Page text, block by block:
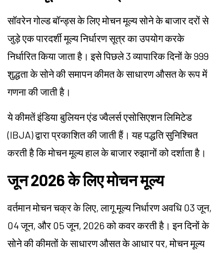
सॉवरेन गोल्ड बॉन्ड्स के लिए मोचन मूल्य सोने के बाजार दरों से
जुड़े एक पारदर्शी मूल्य निर्धारण सूत्र का उपयोग करके
निर्धारित किया जाता है। इसे पिछले 3 व्यापारिक दिनों के 999
शुद्धता के सोने की समापन कीमत के साधारण औसत के रूप में
गणना की जाती है।
ये कीमतें इंडिया बुलियन एंड ज्वैलर्स एसोसिएशन लिमिटेड
(IBJA) द्वारा प्रकाशित की जाती हैं। यह पद्धति सुनिश्चित
करती है कि मोचन मूल्य हाल के बाजार रुझानों को दर्शाता है।
जून 2026 के लिए मोचन मूल्य
वर्तमान मोचन चक्र के लिए, लागू मूल्य निर्धारण अवधि 03 जून,
04 जून, और 05 जून, 2026 को कवर करती है। इन दिनों के
सोने की कीमतों के साधारण औसत के आधार पर, मोचन मूल्य